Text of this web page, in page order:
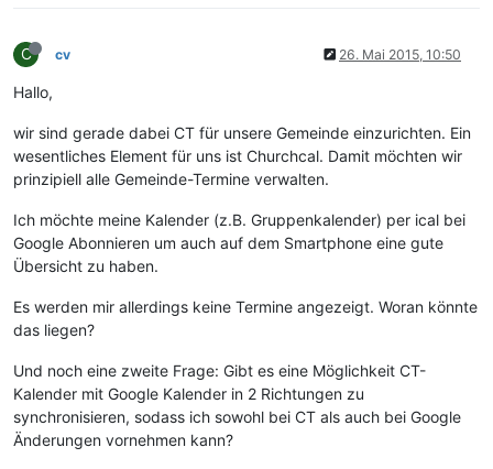
C cv 26. Mai 2015, 10:50
Hallo,
wir sind gerade dabei CT für unsere Gemeinde einzurichten. Ein
wesentliches Element für uns ist Churchcal. Damit möchten wir
prinzipiell alle Gemeinde-Termine verwalten.
Ich möchte meine Kalender (z.B. Gruppenkalender) per ical bei
Google Abonnieren um auch auf dem Smartphone eine gute
Übersicht zu haben.
Es werden mir allerdings keine Termine angezeigt. Woran könnte
das liegen?
Und noch eine zweite Frage: Gibt es eine Möglichkeit CT-
Kalender mit Google Kalender in 2 Richtungen zu
synchronisieren, sodass ich sowohl bei CT als auch bei Google
Änderungen vornehmen kann?